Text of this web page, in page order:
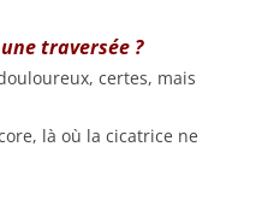
traversée ?
certes, mais
là où la cicatrice ne